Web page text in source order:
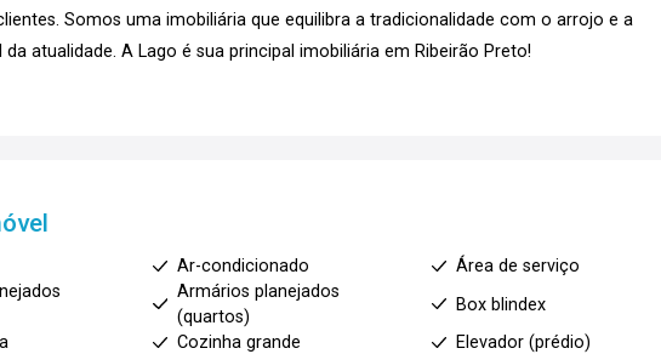
Somos uma imobiliária que equilibra a tradicionalidade com o arrojo e a
atualidade. A Lago é sua principal imobiliária em Ribeirão Preto!
Ar-condicionado
Área de serviço
Armários planejados
(quartos)
Box blindex
Cozinha grande
Elevador (prédio)